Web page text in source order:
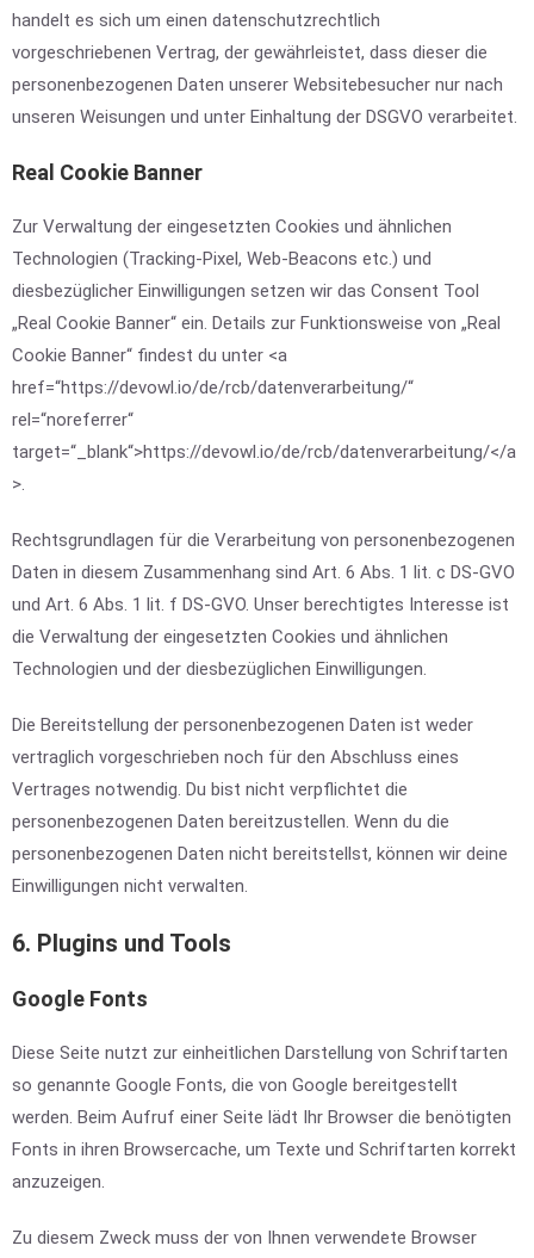
handelt es sich um einen datenschutzrechtlich
vorgeschriebenen Vertrag, der gewährleistet, dass dieser die
personenbezogenen Daten unserer Websitebesucher nur nach
unseren Weisungen und unter Einhaltung der DSGVO verarbeitet.
Real Cookie Banner
Zur Verwaltung der eingesetzten Cookies und ähnlichen
Technologien (Tracking-Pixel, Web-Beacons etc.) und
diesbezüglicher Einwilligungen setzen wir das Consent Tool
„Real Cookie Banner“ ein. Details zur Funktionsweise von „Real
Cookie Banner“ findest du unter <a
href=“https://devowl.io/de/rcb/datenverarbeitung/“
rel=“noreferrer“
target=“_blank“>https://devowl.io/de/rcb/datenverarbeitung/</a
>.
Rechtsgrundlagen für die Verarbeitung von personenbezogenen
Daten in diesem Zusammenhang sind Art. 6 Abs. 1 lit. c DS-GVO
und Art. 6 Abs. 1 lit. f DS-GVO. Unser berechtigtes Interesse ist
die Verwaltung der eingesetzten Cookies und ähnlichen
Technologien und der diesbezüglichen Einwilligungen.
Die Bereitstellung der personenbezogenen Daten ist weder
vertraglich vorgeschrieben noch für den Abschluss eines
Vertrages notwendig. Du bist nicht verpflichtet die
personenbezogenen Daten bereitzustellen. Wenn du die
personenbezogenen Daten nicht bereitstellst, können wir deine
Einwilligungen nicht verwalten.
6. Plugins und Tools
Google Fonts
Diese Seite nutzt zur einheitlichen Darstellung von Schriftarten
so genannte Google Fonts, die von Google bereitgestellt
werden. Beim Aufruf einer Seite lädt Ihr Browser die benötigten
Fonts in ihren Browsercache, um Texte und Schriftarten korrekt
anzuzeigen.
Zu diesem Zweck muss der von Ihnen verwendete Browser